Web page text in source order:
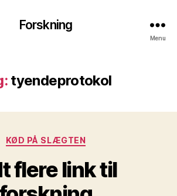
Forskning
Menu
tyendeprotokol
Kategorier
KØD PÅ SLÆGTEN
flere link til